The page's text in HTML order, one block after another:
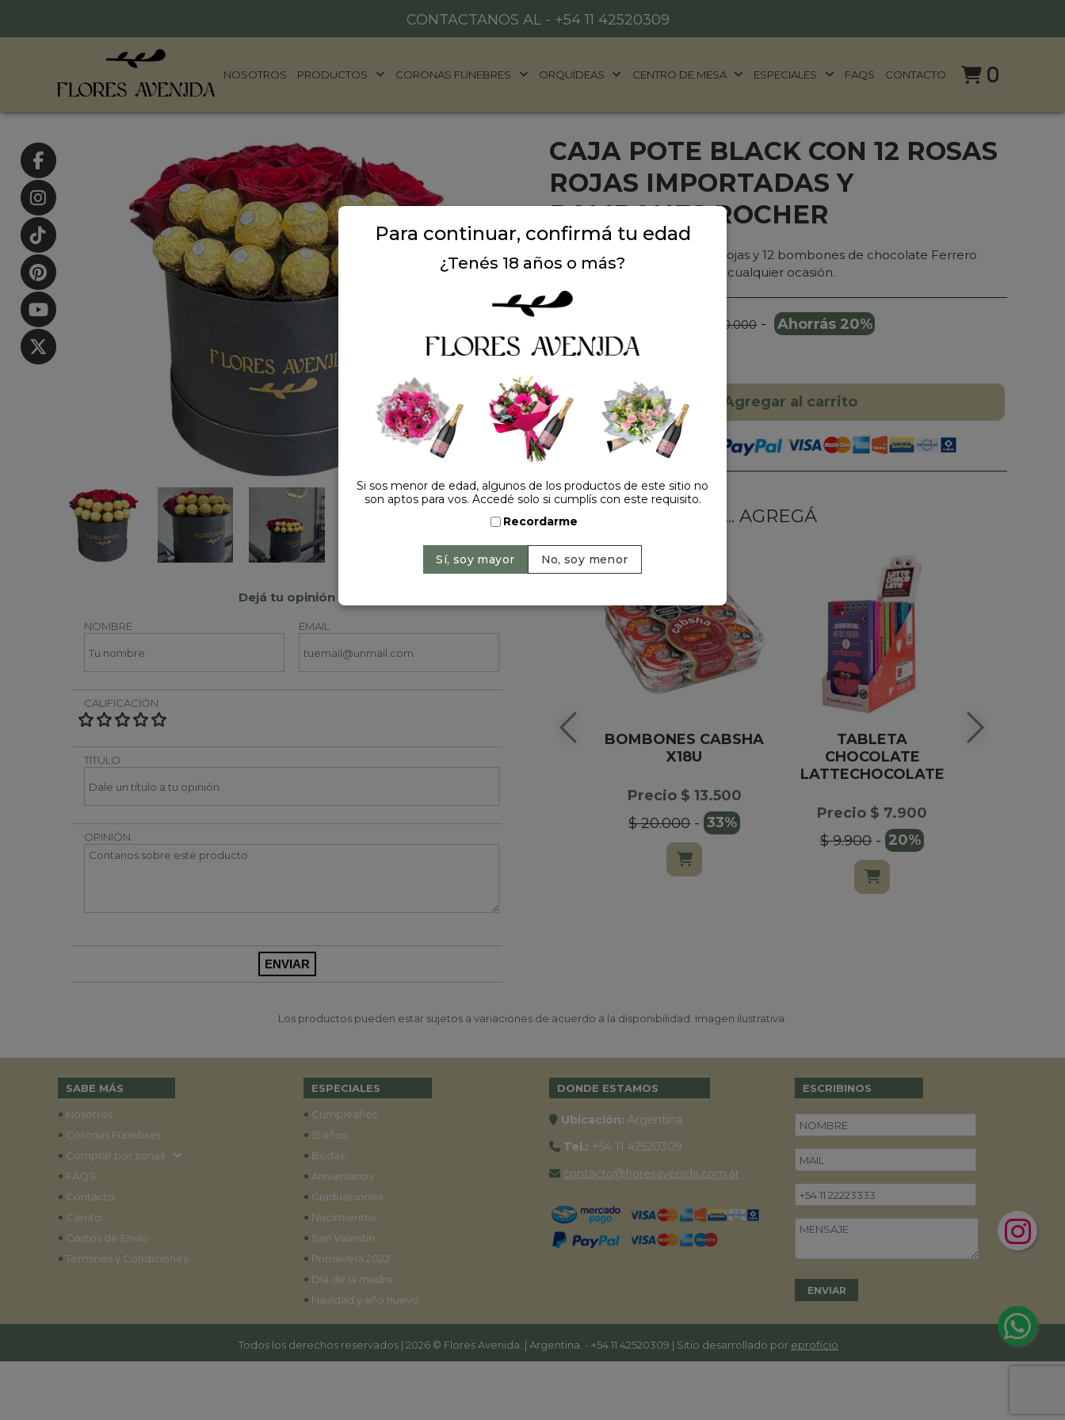
CONTACTANOS AL - +54 11 42520309
NOSOTROS PRODUCTOS CORONAS FUNEBRES ORQUÍDEAS CENTRO DE MESA ESPECIALES FAQS CONTACTO 0
Dejá tu opinión
NOMBRE EMAIL
CALIFICACIÓN
TÍTULO
OPINIÓN
CAJA POTE BLACK CON 12 ROSAS
ROJAS IMPORTADAS Y
BOMBONES ROCHER
Caja pote black con 12 rosas rojas y 12 bombones de chocolate Ferrero
Rocher. Ideal para regalar en cualquier ocasión.
$ 250.000 - Ahorrás 20%
Cantidad:
Agregar al carrito
HACELO ESPECIAL... AGREGÁ
BOMBONES CABSHA
X18U
Precio $ 13.500
$ 20.000-33%
TABLETA
CHOCOLATE
LATTECHOCOLATE
Precio $ 7.900
$ 9.900- 20%
Los productos pueden estar sujetos a variaciones de acuerdo a la disponibilidad. Imagen ilustrativa.
SABE MÁS
• Nosotros
• Coronas Fúnebres
• Comprar por zonas
• FAQS
• Contacto
• Carrito
• Costos de Envío
• Términos y Condiciones
ESPECIALES
• Cumpleaños
• 15 años
• Bodas
• Aniversarios
• Graduaciones
• Nacimientos
• San Valentín
• Primavera 2022
• Día de la madre
• Navidad y año nuevo
DONDE ESTAMOS
Ubicación: Argentina
Tel.: +54 11 42520309
contacto@floresavenida.com.ar
ESCRIBINOS
Todos los derechos reservados | 2026 © Flores Avenida. | Argentina. - +54 11 42520309 | Sitio desarrollado por eproficio
Para continuar, confirmá tu edad
¿Tenés 18 años o más?
Si sos menor de edad, algunos de los productos de este sitio no
son aptos para vos. Accedé solo si cumplís con este requisito.
Recordarme